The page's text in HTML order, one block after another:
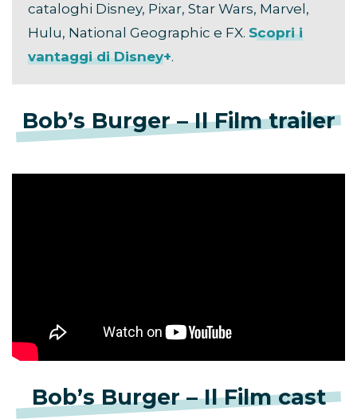
cataloghi Disney, Pixar, Star Wars, Marvel,
Hulu, National Geographic e FX. Scopri i
vantaggi di Disney+.
Bob’s Burger – Il Film trailer
Bob’s Burger – Il Film cast